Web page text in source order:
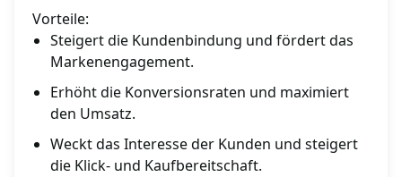
Vorteile:
Steigert die Kundenbindung und fördert das
Markenengagement.
Erhöht die Konversionsraten und maximiert
den Umsatz.
Weckt das Interesse der Kunden und steigert
die Klick- und Kaufbereitschaft.